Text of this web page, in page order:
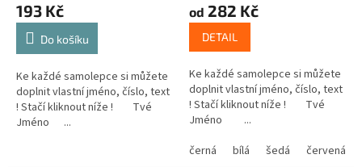
193 Kč
Do košíku
Ke každé samolepce si můžete
doplnit vlastní jméno, číslo, text
! Stačí kliknout níže ! Tvé
Jméno ...
od 282 Kč
DETAIL
Ke každé samolepce si můžete
doplnit vlastní jméno, číslo, text
! Stačí kliknout níže ! Tvé
Jméno ...
černá
bílá šedá červená